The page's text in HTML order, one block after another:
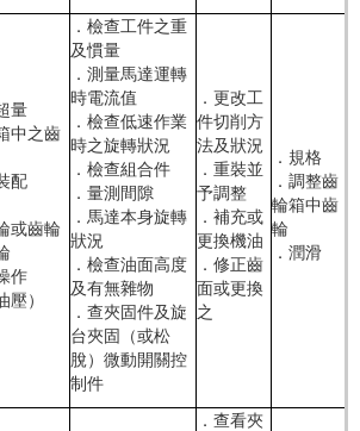
量
中之齒
配
或齒輪
作
壓）
．檢查工件之重
及慣量
．測量馬達運轉
時電流值
．檢查低速作業
時之旋轉狀況
．檢查組合件
．量測間隙
．馬達本身旋轉
狀況
．檢查油面高度
及有無雜物
．查夾固件及旋
台夾固（或松
脫）微動開關控
制件
．更改工
件切削方
法及狀況
．重裝並
予調整
．補充或
更換機油
．修正齒
面或更換
之
．規格
．調整齒
輪箱中齒
輪
．潤滑
．查看夾